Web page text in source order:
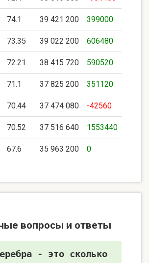
74.1 39 421 200 399000
73.35 39 022 200 606480
72.21 38 415 720 590520
71.1 37 825 200 351120
70.44 37 474 080 -42560
70.52 37 516 640 1553440
67.6 35 963 200 0
вопросы и ответы
- это сколько